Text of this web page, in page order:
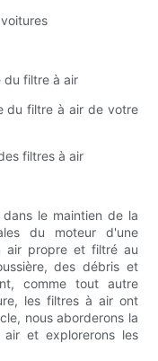
du filtre à air
du filtre à air de votre
filtres à air
le maintien de la
du moteur d'une
air propre et filtré au
des débris et
comme tout autre
les filtres à air ont
nous aborderons la
et explorerons les